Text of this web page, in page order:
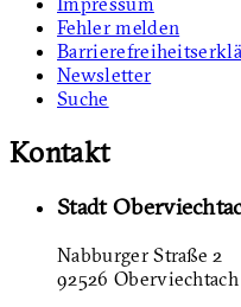
Fehler melden
Newsletter
Suche
Kontakt
Stadt
Nabburger Straße 2
92526 Oberviechtach